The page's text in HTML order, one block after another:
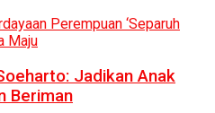
Jadikan Anak
Beriman